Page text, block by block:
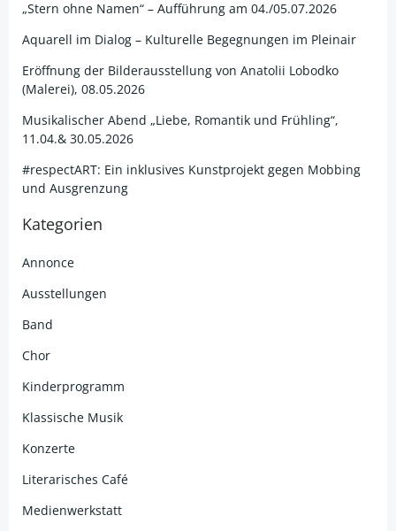
„Stern ohne Namen“ – Aufführung am 04./05.07.2026
Aquarell im Dialog – Kulturelle Begegnungen im Pleinair
Eröffnung der Bilderausstellung von Anatolii Lobodko
(Malerei), 08.05.2026
Musikalischer Abend „Liebe, Romantik und Frühling“,
11.04.& 30.05.2026
#respectART: Ein inklusives Kunstprojekt gegen Mobbing
und Ausgrenzung
Kategorien
Annonce
Ausstellungen
Band
Chor
Kinderprogramm
Klassische Musik
Konzerte
Literarisches Café
Medienwerkstatt